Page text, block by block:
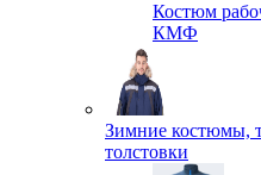
Костюм
КМФ
Зимние костюмы,
толстовки